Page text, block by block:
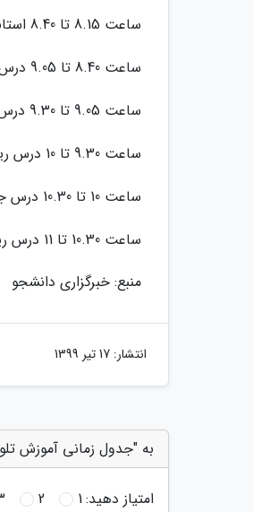
ساعت 8.15 تا 8.40 استاندارد کاربر نرم افزار رایانه - پایه 10 رشته های کامپیوتر شاخه کاردانش
ساعت 8.40 تا 9.05 درس عربی 2 پایه 11 مشترک شاخه های فنی و حرفه ای و کاردانش
ساعت 9.05 تا 9.30 درس دانش فنی پایه سبک شناسی -پایه 10 - رشته طراحی و دوخت شاخه فنی و حرفه ای
ساعت 9.30 تا 10 درس ریاضی و آمار 2 پایه 11 رشته ادبیات و علوم انسانی و علوم و معارف اسلامی
ساعت 10 تا 10.30 درس جغرافیا 3 پایه 12 رشته ادبیات و علوم انسانی
ساعت 10.30 تا 11 درس ریاضی و آمار 3 پایه 12 رشته ادبیات و علوم انسانی و علوم و معارف اسلامی
منبع: خبرگزاری دانشجو
انتشار: 17 تیر 1399
به "جدول زمانی آموزش تلویزیونی دوشنبه
امتیاز دهید:1
2